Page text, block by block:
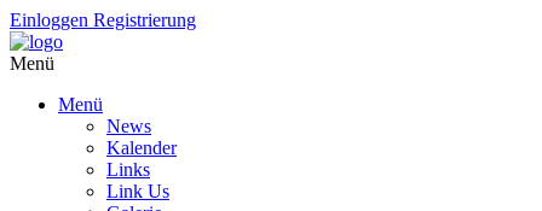
Einloggen Registrierung
Menü
Menü
News
Kalender
Links
Link Us